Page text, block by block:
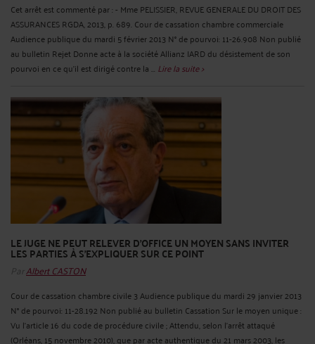
Cet arrêt est commenté par : - Mme PELISSIER, REVUE GENERALE DU DROIT DES
ASSURANCES RGDA, 2013, p. 689. Cour de cassation chambre commerciale
Audience publique du mardi 5 février 2013 N° de pourvoi: 11-26.908 Non publié
au bulletin Rejet Donne acte à la société Allianz IARD du désistement de son
pourvoi en ce qu'il est dirigé contre la ... Lire la suite >
LE JUGE NE PEUT RELEVER D'OFFICE UN MOYEN SANS INVITER
LES PARTIES À S'EXPLIQUER SUR CE POINT
ParAlbert CASTON
Cour de cassation chambre civile 3 Audience publique du mardi 29 janvier 2013
N° de pourvoi: 11-28.192 Non publié au bulletin Cassation Sur le moyen unique :
Vu l'article 16 du code de procédure civile ; Attendu, selon l'arrêt attaqué
(Orléans, 15 novembre 2010), que par acte authentique du 21 mars 2003, les